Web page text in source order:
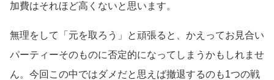
加費はそれほど高くないと思います。
無理をして「元を取ろう」と頑張ると、かえってお見合い
パーティーそのものに否定的になってしまうかもしれませ
ん。今回この中ではダメだと思えば撤退するのも1つの戦